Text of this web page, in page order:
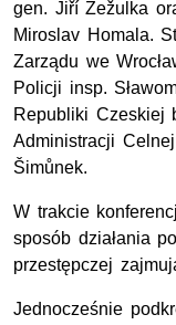
gen. Jiří Žežulka
Miroslav Homala.
Zarządu we
Policji insp.
Republiki Czeskiej
Administracji
Šimůnek.
W trakcie
sposób działania
przestępczej
Jednocześnie